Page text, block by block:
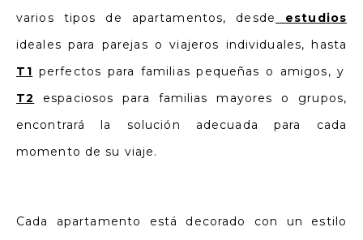
varios tipos de apartamentos, desde
estudios
ideales para parejas o viajeros individuales, hasta
T1 perfectos para familias pequeñas o amigos, y
T2
espaciosos para familias mayores o grupos,
encontrará la solución adecuada para cada
momento de su viaje.
Cada apartamento está decorado con un estilo